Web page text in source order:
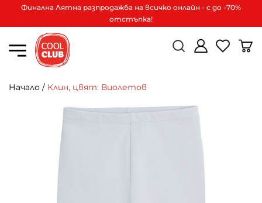
Финална Лятна разпродажба на всичко онлайн - с до -70%
отстъпка!
Начало / Клин, цвят: Виолетов